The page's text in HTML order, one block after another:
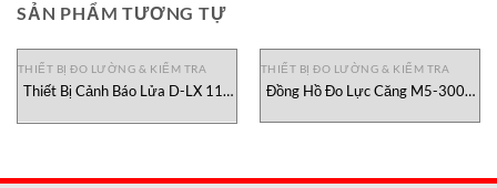
SẢN PHẨM TƯƠNG TỰ
THIẾT BỊ ĐO LƯỜNG & KIỂM TRA
Thiết Bị Cảnh Báo Lửa D-LX 110
Nam
THIẾT BỊ ĐO LƯỜNG & KIỂM TRA
Đồng Hồ Đo Lực Căng M5-300E